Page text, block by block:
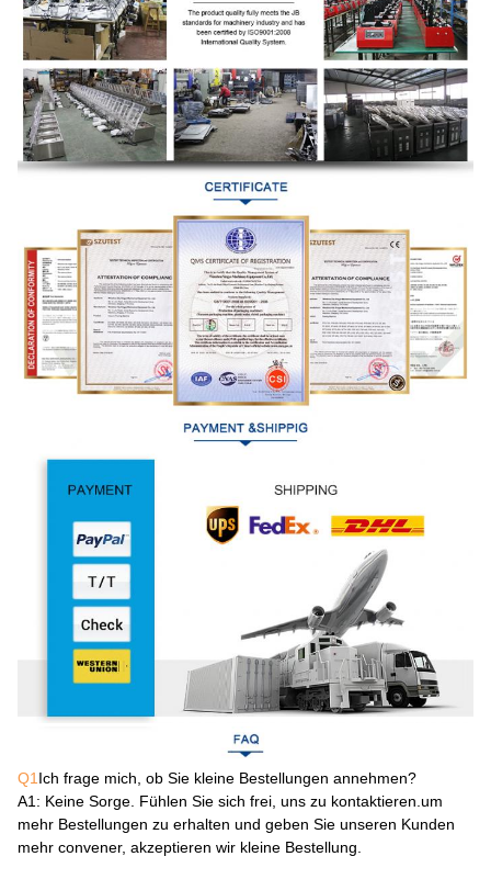
Q1 Ich frage mich, ob Sie kleine Bestellungen annehmen?
A1 : Keine Sorge. Fühlen Sie sich frei, uns zu kontaktieren.um
mehr Bestellungen zu erhalten und geben Sie unseren Kunden
mehr convener, akzeptieren wir kleine Bestellung.